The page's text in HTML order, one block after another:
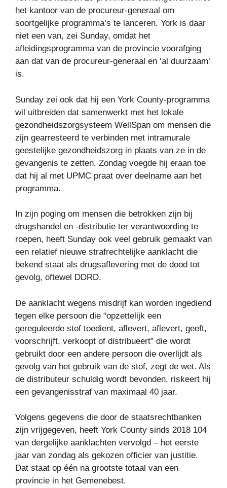
het kantoor van de procureur-generaal om
soortgelijke programma’s te lanceren. York is daar
niet een van, zei Sunday, omdat het
afleidingsprogramma van de provincie voorafging
aan dat van de procureur-generaal en ‘al duurzaam’
is.
Sunday zei ook dat hij een York County-programma
wil uitbreiden dat samenwerkt met het lokale
gezondheidszorgsysteem WellSpan om mensen die
zijn gearresteerd te verbinden met intramurale
geestelijke gezondheidszorg in plaats van ze in de
gevangenis te zetten. Zondag voegde hij eraan toe
dat hij al met UPMC praat over deelname aan het
programma.
In zijn poging om mensen die betrokken zijn bij
drugshandel en -distributie ter verantwoording te
roepen, heeft Sunday ook veel gebruik gemaakt van
een relatief nieuwe strafrechtelijke aanklacht die
bekend staat als drugsaflevering met de dood tot
gevolg, oftewel DDRD.
De aanklacht wegens misdrijf kan worden ingediend
tegen elke persoon die “opzettelijk een
gereguleerde stof toedient, aflevert, aflevert, geeft,
voorschrijft, verkoopt of distribueert” die wordt
gebruikt door een andere persoon die overlijdt als
gevolg van het gebruik van de stof, zegt de wet. Als
de distributeur schuldig wordt bevonden, riskeert hij
een gevangenisstraf van maximaal 40 jaar.
Volgens gegevens die door de staatsrechtbanken
zijn vrijgegeven, heeft York County sinds 2018 104
van dergelijke aanklachten vervolgd – het eerste
jaar van zondag als gekozen officier van justitie.
Dat staat op één na grootste totaal van een
provincie in het Gemenebest.